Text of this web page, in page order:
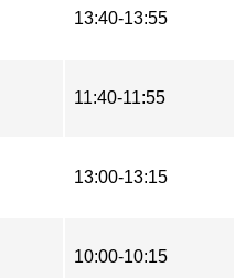
13:40-13:55
11:40-11:55
13:00-13:15
10:00-10:15